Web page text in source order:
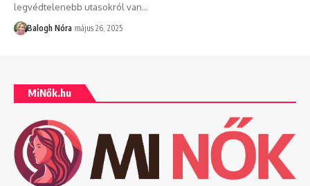
legvédtelenebb utasokról van…
Balogh Nóra május 26, 2025
MiNők.hu